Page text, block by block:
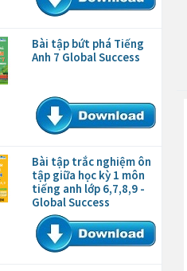
Bài tập bứt phá Tiếng
Anh 7 Global Success
Bài tập trắc nghiệm ôn
tập giữa học kỳ 1 môn
tiếng anh lớp 6,7,8,9 -
Global Success